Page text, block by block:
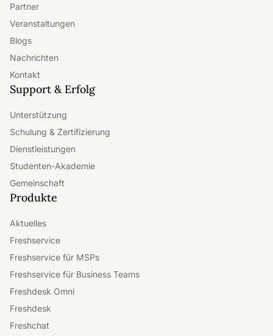
Partner
Veranstaltungen
Blogs
Nachrichten
Kontakt
Support & Erfolg
Unterstützung
Schulung & Zertifizierung
Dienstleistungen
Studenten-Akademie
Gemeinschaft
Produkte
Aktuelles
Freshservice
Freshservice für MSPs
Freshservice für Business Teams
Freshdesk Omni
Freshdesk
Freshchat